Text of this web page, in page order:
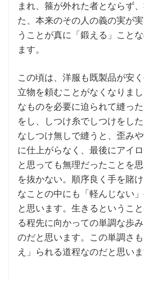
まれ、箍が外れた者とならず
た、本来のその人の義の実が
うことが真に「鍛える」こと
ます。
この頃は、洋服も既製品が安
立物を頼むことがなくなりま
なものを必要に迫られて縫っ
をし、しつけ糸でしつけをし
なしつけ無しで縫うと、歪み
に仕上がらなく、最後にアイ
と思っても無理だったことを
を抜かない。順序良く手を賭
なことの中にも「軽んじない
と思います。生きるというこ
る程先に向かっての単調な歩
のだと思います。この単調さ
え」られる道程なのだと思いま